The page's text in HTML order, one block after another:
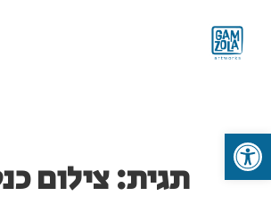
פתח סרגל נגישות
תגית:צילום